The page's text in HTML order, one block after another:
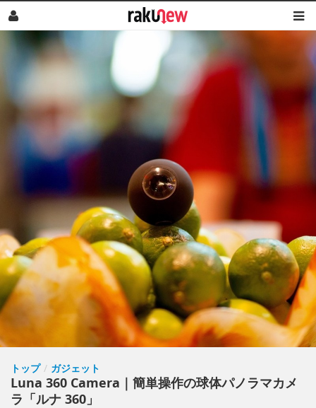
トップ / ガジェット
Luna 360 Camera｜簡単操作の球体パノラマカメ
ラ「ルナ 360」